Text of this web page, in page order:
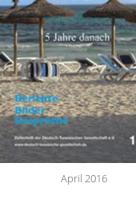
April 2016